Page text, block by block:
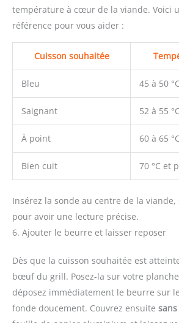
température à cœur de la viande. Voici
référence pour vous aider :
Cuisson souhaitée
Bleu 45 à 50 °C
Saignant 52 à 55 °C
À point 60 à 65 °C
Bien cuit 70 °C et
Insérez la sonde au centre de la viande,
pour avoir une lecture précise.
6. Ajouter le beurre et laisser reposer
Dès que la cuisson souhaitée est
bœuf du grill. Posez-la sur votre
déposez immédiatement le beurre sur
fonde doucement. Couvrez ensuite